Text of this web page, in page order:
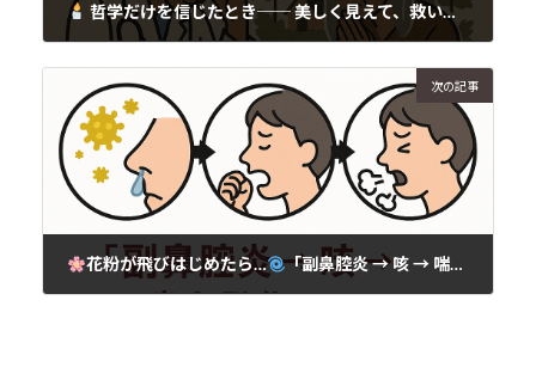
哲学だけを信じたとき── 美しく見えて、救いにならない道
次の記事
花粉が飛びはじめたら… 「副鼻腔炎 → 咳 → 喘息発作」が急増中です！